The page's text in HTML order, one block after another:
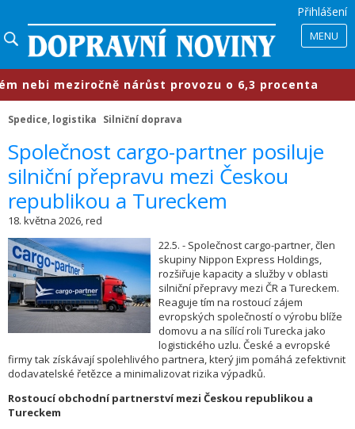
Přihlášení
MENU
meziročně nárůst provozu o 6,3 procenta
Spedice, logistika Silniční doprava
​Společnost cargo-partner posiluje
silniční přepravu mezi Českou
republikou a Tureckem
18. května 2026, red
22.5. - Společnost cargo-partner, člen
skupiny Nippon Express Holdings,
rozšiřuje kapacity a služby v oblasti
silniční přepravy mezi ČR a Tureckem.
Reaguje tím na rostoucí zájem
evropských společností o výrobu blíže
domovu a na sílící roli Turecka jako
logistického uzlu. České a evropské
firmy tak získávají spolehlivého partnera, který jim pomáhá zefektivnit
dodavatelské řetězce a minimalizovat rizika výpadků.
Rostoucí obchodní partnerství mezi Českou republikou a
Tureckem